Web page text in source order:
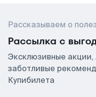
Рассказываем о
Рассылка с
Эксклюзивные
заботливые
Купибилета